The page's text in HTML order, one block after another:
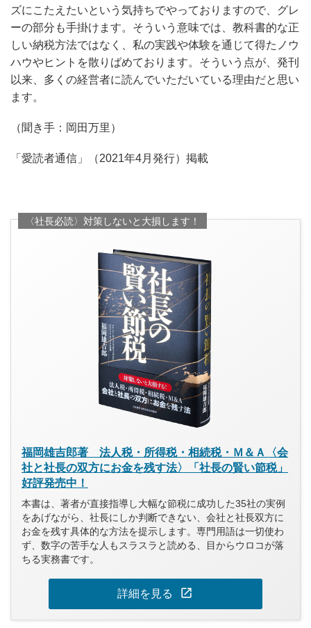
ズにこたえたいという気持ちでやっておりますので、グレ
ーの部分も手掛けます。そういう意味では、教科書的な正
しい納税方法ではなく、私の実践や体験を通じて得たノウ
ハウやヒントを散りばめております。そういう点が、発刊
以来、多くの経営者に読んでいただいている理由だと思い
ます。
（聞き手：岡田万里）
「愛読者通信」（2021年4月発行）掲載
〈社長必読〉対策しないと大損します！
福岡雄吉郎著 法人税・所得税・相続税・Ｍ＆Ａ〈会
社と社長の双方にお金を残す法〉「社長の賢い節税」
好評発売中！
本書は、著者が直接指導し大幅な節税に成功した35社の実例
をあげながら、社長にしか判断できない、会社と社長双方に
お金を残す具体的な方法を提示します。専門用語は一切使わ
ず、数字の苦手な人もスラスラと読める、目からウロコが落
ちる実務書です。
詳細を見る open_in_new